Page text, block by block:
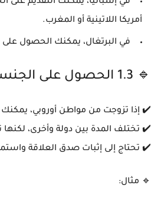
في إسبانيا، يمكنك التقديم على
أمريكا اللاتينية أو المغرب.
في البرتغال، يمكنك الحصول على
🔹 1.3 الحصول على الجنسية الأوروبية عن طريق الزواج
✔️ إذا تزوجت من مواطن أوروبي، يمكنك
✔️ تختلف المدة بين دولة وأخرى، لكنها
✔️ تحتاج إلى إثبات صدق العلاقة
🔹 مثال: